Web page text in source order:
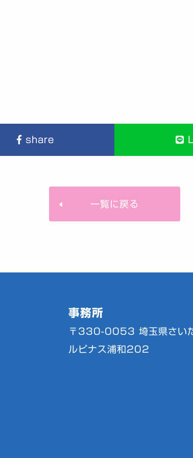
share
一覧に戻る
事務所
〒330-0053埼玉県さい
ルピナス浦和202